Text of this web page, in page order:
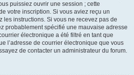
puissiez ouvrir une session ; cette
votre inscription. Si vous aviez reçu un
les instructions. Si vous ne recevez pas de
probablement spécifié une mauvaise adresse
électronique a été filtré en tant que
l’adresse de courrier électronique que vous
de contacter un administrateur du forum.